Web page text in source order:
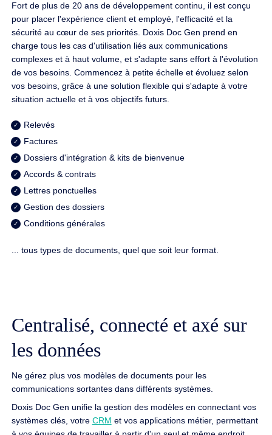
Fort de plus de 20 ans de développement continu, il est conçu
pour placer l'expérience client et employé, l'efficacité et la
sécurité au cœur de ses priorités. Doxis Doc Gen prend en
charge tous les cas d'utilisation liés aux communications
complexes et à haut volume, et s'adapte sans effort à l'évolution
de vos besoins. Commencez à petite échelle et évoluez selon
vos besoins, grâce à une solution flexible qui s'adapte à votre
situation actuelle et à vos objectifs futurs.
Relevés
Factures
Dossiers d'intégration & kits de bienvenue
Accords & contrats
Lettres ponctuelles
Gestion des dossiers
Conditions générales
... tous types de documents, quel que soit leur format.
Centralisé, connecté et axé sur
les données
Ne gérez plus vos modèles de documents pour les
communications sortantes dans différents systèmes.
Doxis Doc Gen unifie la gestion des modèles en connectant vos
systèmes clés, votre CRM et vos applications métier, permettant